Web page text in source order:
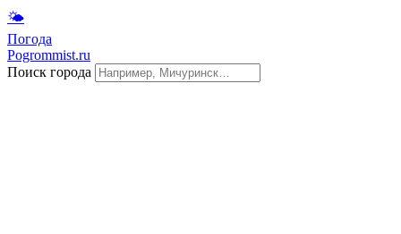
🌤
Погода
Pogrommist.ru
Поиск города